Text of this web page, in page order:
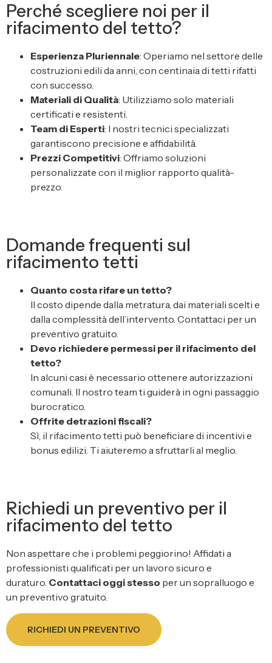
Perché scegliere noi per il
rifacimento del tetto?
Esperienza Pluriennale: Operiamo nel settore delle
costruzioni edili da anni, con centinaia di tetti rifatti
con successo.
Materiali di Qualità: Utilizziamo solo materiali
certificati e resistenti.
Team di Esperti: I nostri tecnici specializzati
garantiscono precisione e affidabilità.
Prezzi Competitivi: Offriamo soluzioni
personalizzate con il miglior rapporto qualità-
prezzo.
Domande frequenti sul
rifacimento tetti
Quanto costa rifare un tetto?
Il costo dipende dalla metratura, dai materiali scelti e
dalla complessità dell’intervento. Contattaci per un
preventivo gratuito.
Devo richiedere permessi per il rifacimento del
tetto?
In alcuni casi è necessario ottenere autorizzazioni
comunali. Il nostro team ti guiderà in ogni passaggio
burocratico.
Offrite detrazioni fiscali?
Sì, il rifacimento tetti può beneficiare di incentivi e
bonus edilizi. Ti aiuteremo a sfruttarli al meglio.
Richiedi un preventivo per il
rifacimento del tetto
Non aspettare che i problemi peggiorino! Affidati a
professionisti qualificati per un lavoro sicuro e
duraturo. Contattaci oggi stesso per un sopralluogo e
un preventivo gratuito.
RICHIEDI UN PREVENTIVO